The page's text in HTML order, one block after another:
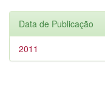
Data de Publicação
2011